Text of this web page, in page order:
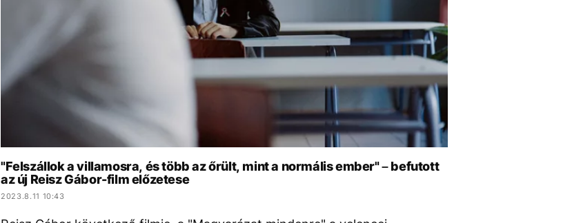
"Felszállok a villamosra, és több az őrült, mint a normális ember" – befutott
az új Reisz Gábor-film előzetese
2023.8.11 10:43